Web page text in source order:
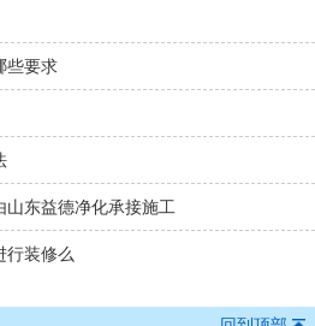
些要求
东益德净化承接施工
行装修么